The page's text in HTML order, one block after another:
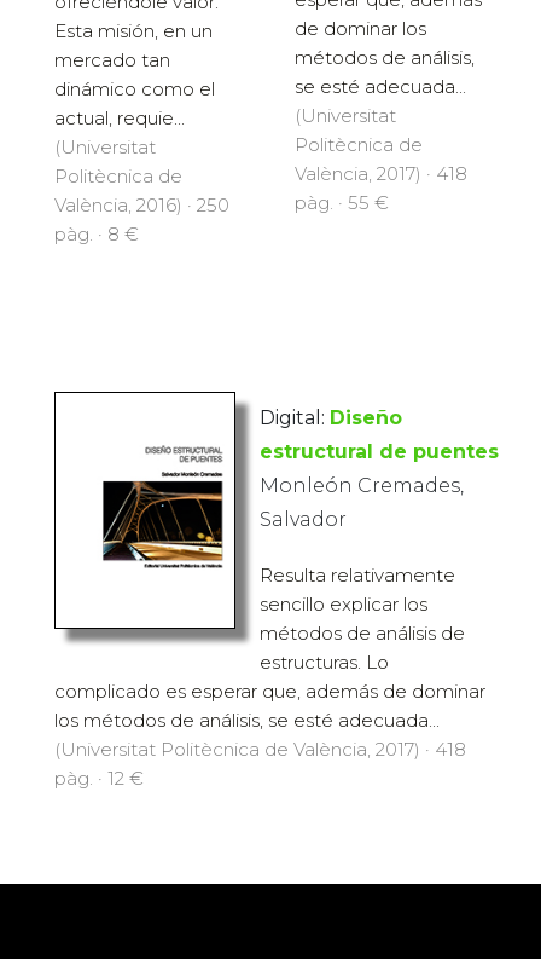
Esta misión, en un
mercado tan
dinámico como el
actual, requie...
(Universitat
Politècnica de
València, 2016) · 250
pàg. · 8 €
de dominar los
métodos de análisis,
se esté adecuada...
(Universitat
Politècnica de
València, 2017) · 418
pàg. · 55 €
Digital: Diseño
estructural de puentes
Monleón Cremades,
Salvador
Resulta relativamente
sencillo explicar los
métodos de análisis de
estructuras. Lo
complicado es esperar que, además de dominar
los métodos de análisis, se esté adecuada...
(Universitat Politècnica de València, 2017) · 418
pàg. · 12 €